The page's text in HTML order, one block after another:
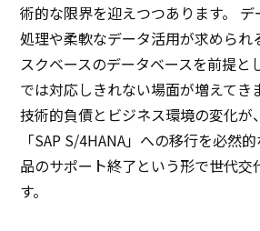
術的な限界を迎えつつあります。
処理や柔軟なデータ活用が求められ
スクベースのデータベースを前提と
では対応しきれない場面が増えてき
技術的負債とビジネス環境の変化が
「SAP S/4HANA」への移行を必然
品のサポート終了という形で世代交
す。